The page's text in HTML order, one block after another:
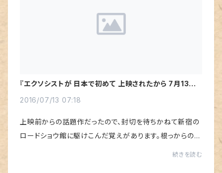
『エクソシストが 日本で初めて 上映されたから 7月13日
2016/07/13 07:18
上映前からの話題作だったので、封切を待ちかねて新宿の
ロードショウ館に駆けこんだ覚えがあります。根っからのク
続きを読む